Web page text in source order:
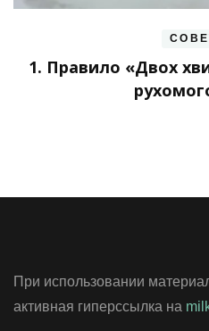
1. Правило «Двох
При использовании
активная гиперссылка на